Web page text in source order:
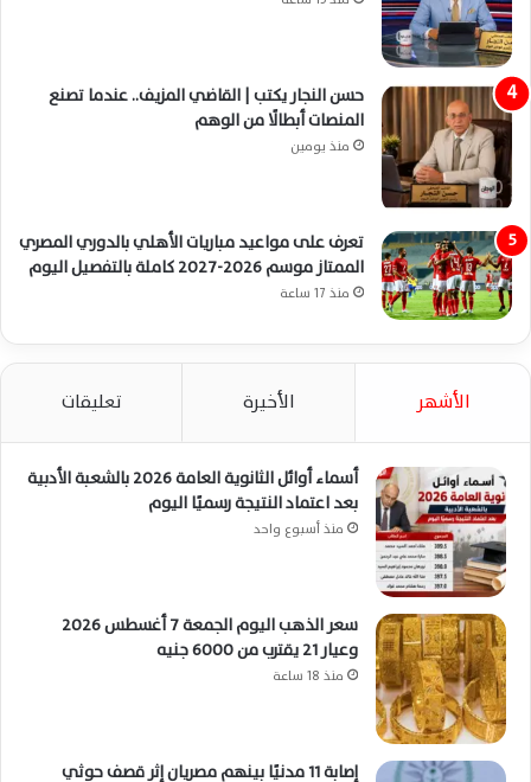
حسن النجار يكتب | القاضي المزيف.. عندما تصنع
المنصات أبطالًا من الوهم
منذ يومين
تعرف على مواعيد مباريات الأهلي بالدوري المصري
الممتاز موسم 2026-2027 كاملة بالتفصيل اليوم
منذ 17 ساعة
الأشهر الأخيرة تعليقات
أسماء أوائل الثانوية العامة 2026 بالشعبة الأدبية
بعد اعتماد النتيجة رسميًا اليوم
منذ أسبوع واحد
سعر الذهب اليوم الجمعة 7 أغسطس 2026
وعيار 21 يقترب من 6000 جنيه
منذ 18 ساعة
إصابة 11 مدنيًا بينهم مصريان إثر قصف حوثي